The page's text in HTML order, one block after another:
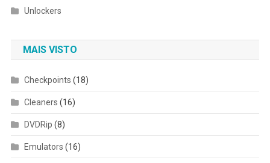
Unlockers
MAIS VISTO
Checkpoints (18)
Cleaners (16)
DVDRip (8)
Emulators (16)